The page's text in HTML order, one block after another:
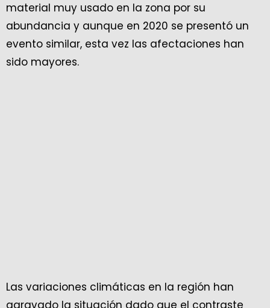
material muy usado en la zona por su
abundancia y aunque en 2020 se presentó un
evento similar, esta vez las afectaciones han
sido mayores.
Las variaciones climáticas en la región han